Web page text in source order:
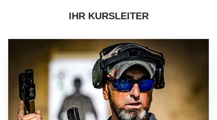
IHR KURSLEITER